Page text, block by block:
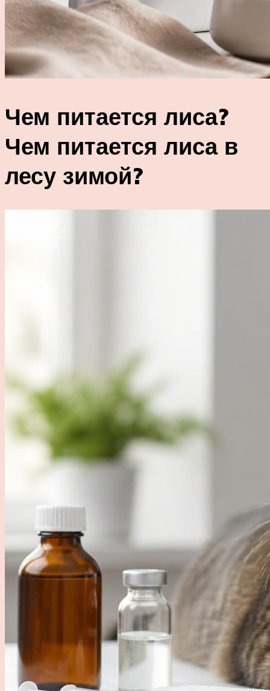
Чем питается лиса?
Чем питается лиса в
лесу зимой?